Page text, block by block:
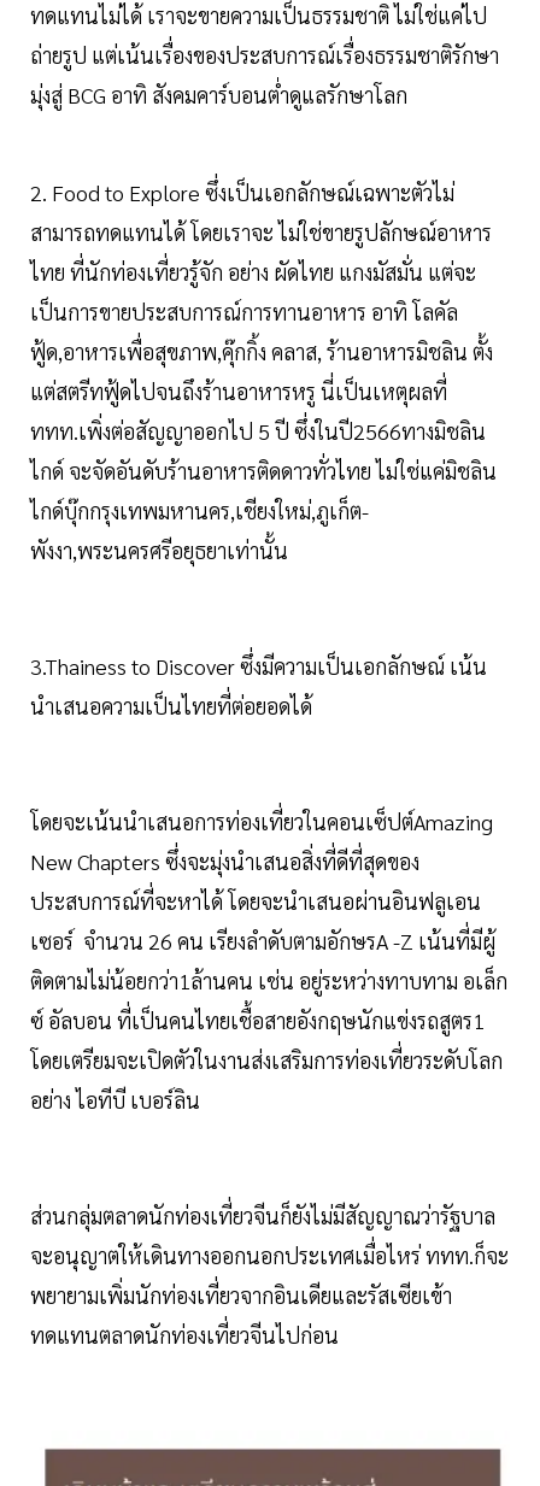
ทดแทนไม่ได้ เราจะขายความเป็นธรรมชาติ ไม่ใช่แค่ไป
ถ่ายรูป แต่เน้นเรื่องของประสบการณ์เรื่องธรรมชาติรักษา
มุ่งสู่ BCG อาทิ สังคมคาร์บอนต่ำดูแลรักษาโลก
2. Food to Explore ซึ่งเป็นเอกลักษณ์เฉพาะตัวไม่
สามารถทดแทนได้ โดยเราจะ ไม่ใช่ขายรูปลักษณ์อาหาร
ไทย ที่นักท่องเที่ยวรู้จัก อย่าง ผัดไทย แกงมัสมั่น แต่จะ
เป็นการขายประสบการณ์การทานอาหาร อาทิ โลคัล
ฟู้ด,อาหารเพื่อสุขภาพ,คุ๊กกิ้ง คลาส, ร้านอาหารมิชลิน ตั้ง
แต่สตรีทฟู้ดไปจนถึงร้านอาหารหรู นี่เป็นเหตุผลที่
ททท.เพิ่งต่อสัญญาออกไป 5 ปี ซึ่งในปี2566ทางมิชลิน
ไกด์ จะจัดอันดับร้านอาหารติดดาวทั่วไทย ไม่ใช่แค่มิชลิน
ไกด์บุ๊กกรุงเทพมหานคร,เชียงใหม่,ภูเก็ต-
พังงา,พระนครศรีอยุธยาเท่านั้น
3.Thainess to Discover ซึ่งมีความเป็นเอกลักษณ์ เน้น
นำเสนอความเป็นไทยที่ต่อยอดได้
โดยจะเน้นนำเสนอการท่องเที่ยวในคอนเซ็ปต์Amazing
New Chapters ซึ่งจะมุ่งนำเสนอสิ่งที่ดีที่สุดของ
ประสบการณ์ที่จะหาได้ โดยจะนำเสนอผ่านอินฟลูเอน
เซอร์ จำนวน 26 คน เรียงลำดับตามอักษรA -Z เน้นที่มีผู้
ติดตามไม่น้อยกว่า1ล้านคน เช่น อยู่ระหว่างทาบทาม อเล็ก
ซ์ อัลบอน ที่เป็นคนไทยเชื้อสายอังกฤษนักแข่งรถสูตร1
โดยเตรียมจะเปิดตัวในงานส่งเสริมการท่องเที่ยวระดับโลก
อย่าง ไอทีบี เบอร์ลิน
ส่วนกลุ่มตลาดนักท่องเที่ยวจีนก็ยังไม่มีสัญญาณว่ารัฐบาล
จะอนุญาตให้เดินทางออกนอกประเทศเมื่อไหร่ ททท.ก็จะ
พยายามเพิ่มนักท่องเที่ยวจากอินเดียและรัสเซียเข้า
ทดแทนตลาดนักท่องเที่ยวจีนไปก่อน